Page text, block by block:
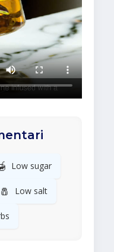
Low sugar
🧂 Low salt